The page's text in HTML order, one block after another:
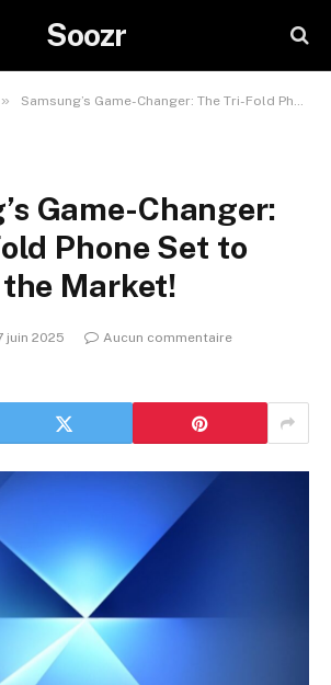
Soozr
» Samsung’s Game-Changer: The Tri-Fold Phone Set to Redefine the Market!
Game-Changer:
Phone Set to
Market!
juin 2025
Aucun commentaire